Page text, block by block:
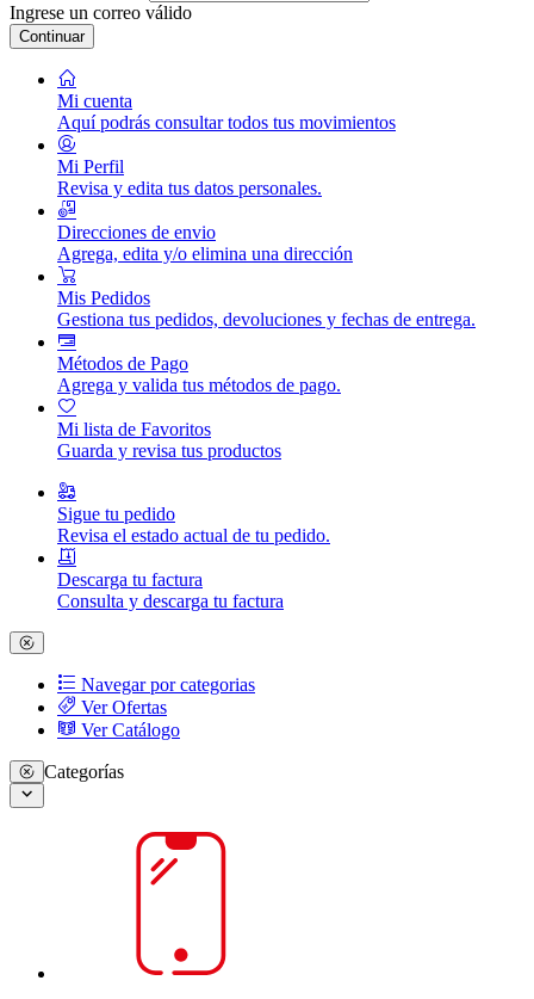
Ingrese un correo válido
Continuar
Mi cuenta
Aquí podrás consultar todos tus movimientos
Mi Perfil
Revisa y edita tus datos personales.
Direcciones de envio
Agrega, edita y/o elimina una dirección
Mis Pedidos
Gestiona tus pedidos, devoluciones y fechas de entrega.
Métodos de Pago
Agrega y valida tus métodos de pago.
Mi lista de Favoritos
Guarda y revisa tus productos
Sigue tu pedido
Revisa el estado actual de tu pedido.
Descarga tu factura
Consulta y descarga tu factura
Navegar por categorias
Ver Ofertas
Ver Catálogo
Categorías